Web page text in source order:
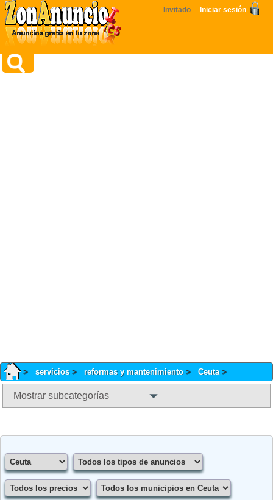
Invitado Iniciar sesión
servicios reformas y mantenimiento Ceuta
Mostrar subcategorías